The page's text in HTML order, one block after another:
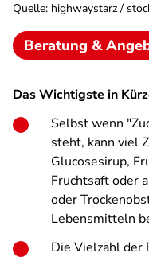
Quelle: highwaystarz /
Beratung &
Das Wichtigste in
Selbst wenn
steht, kann viel
Glucosesirup,
Fruchtsaft oder
oder
Lebensmitteln
Die Vielzahl der